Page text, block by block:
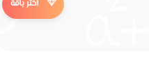
اختر باقة